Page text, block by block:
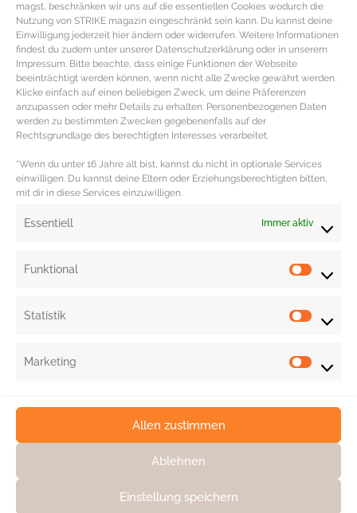
magst, beschränken wir uns auf die essentiellen Cookies wodurch die
Nutzung von STRIKE magazin eingeschränkt sein kann. Du kannst deine
Einwilligung jederzeit hier ändern oder widerrufen. Weitere Informationen
findest du zudem unter unserer Datenschutzerklärung oder in unserem
Impressum. Bitte beachte, dass einige Funktionen der Webseite
beeinträchtigt werden können, wenn nicht alle Zwecke gewährt werden.
Klicke einfach auf einen beliebigen Zweck, um deine Präferenzen
anzupassen oder mehr Details zu erhalten. Personenbezogenen Daten
werden zu bestimmten Zwecken gegebenenfalls auf der
Rechtsgrundlage des berechtigten Interesses verarbeitet.
*Wenn du unter 16 Jahre alt bist, kannst du nicht in optionale Services
einwilligen. Du kannst deine Eltern oder Erziehungsberechtigten bitten,
mit dir in diese Services einzuwilligen.
Essentiell Immer aktiv
Funktional
Statistik
Marketing
Allen zustimmen
Ablehnen
Einstellung speichern
auf die Brötchen Unterseite legen. Nach Belieben mit einer Scheibe Käse
oder ein paar Jalapeños Stückchen toppen. Das Pulled Pork mit seiner Sauce
großzügig darauf verteilen, den Cole Slaw sowie die Röstzwiebeln oben
darauf schichten und die obere Burgerhälfte darauf legen. Als Beilage passen
perfekt Süßkartoffelpommes und in Meersalz gebratene Pimientos de Padron.
Das Rezept ergibt circa 8 Burger. Das Pulled Pork Rezept
ist perfekt für Soulfood Fans und Fleischliebhaber.